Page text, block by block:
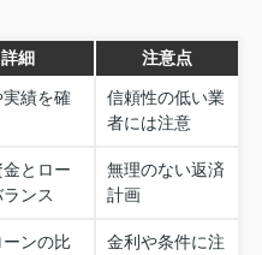
詳細 注意点
績を確
信頼性の低い業
者には注意
金とロー
ンス
無理のない返済
計画
ンの比
金利や条件に注